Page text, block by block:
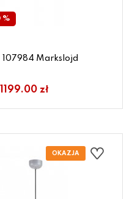
%
107984 Markslojd
1199.00 zł